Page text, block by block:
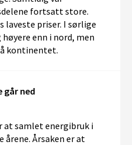
fortsatt store.
laveste priser. I sørlige
enn i nord, men
kontinentet.
går ned
atsamlet energibruk i
årene. Årsaken er at